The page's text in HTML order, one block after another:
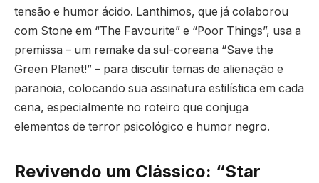
tensão e humor ácido. Lanthimos, que já colaborou
com Stone em “The Favourite” e “Poor Things”, usa a
premissa – um remake da sul-coreana “Save the
Green Planet!” – para discutir temas de alienação e
paranoia, colocando sua assinatura estilística em cada
cena, especialmente no roteiro que conjuga
elementos de terror psicológico e humor negro.
Revivendo um Clássico: “Star